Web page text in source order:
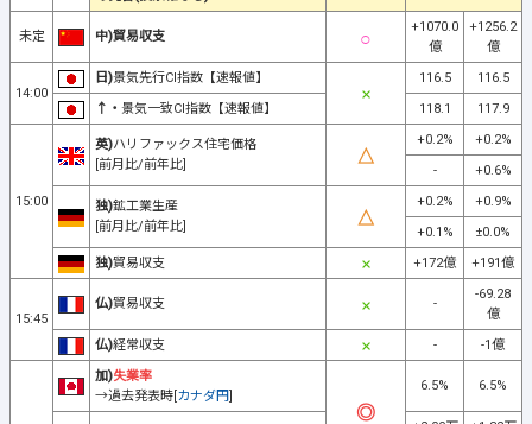
未定 中)貿易収支
+1070.0
億
+1256.2
億
14:00
日)景気先行CI指数【速報値】 116.5
116.5
↑・ 景気一致CI指数【速報値】 118.1 117.9
15:00
英)ハリファックス住宅価格
[前月比/前年比]
+0.2%
+0.2%
-
+0.6%
独)鉱工業生産
[前月比/前年比]
+0.2%
+0.9%
+0.1%
±0.0%
独)貿易収支 +172億 +191億
15:45
仏)貿易収支 -
-69.28
億
仏)経常収支 - -1億
加)失業率
→過去発表時[カナダ円]
6.5% 6.5%